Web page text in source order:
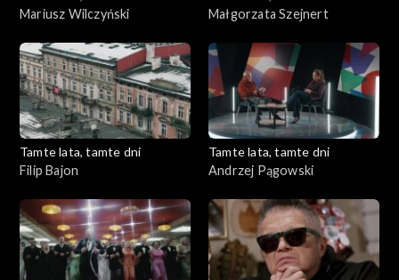
Mariusz Wilczyński
Małgorzata Szejnert
Tamte lata, tamte dni
Filip Bajon
Tamte lata, tamte dni
Andrzej Pągowski